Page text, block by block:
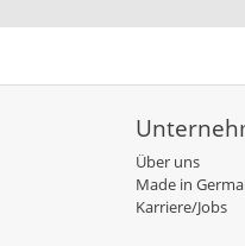
Über uns
Made in
Karriere/Jobs